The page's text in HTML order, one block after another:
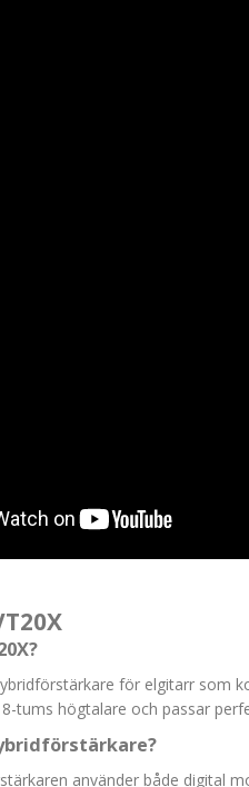
för elgitarr som
tums högtalare och passar
använder både digital